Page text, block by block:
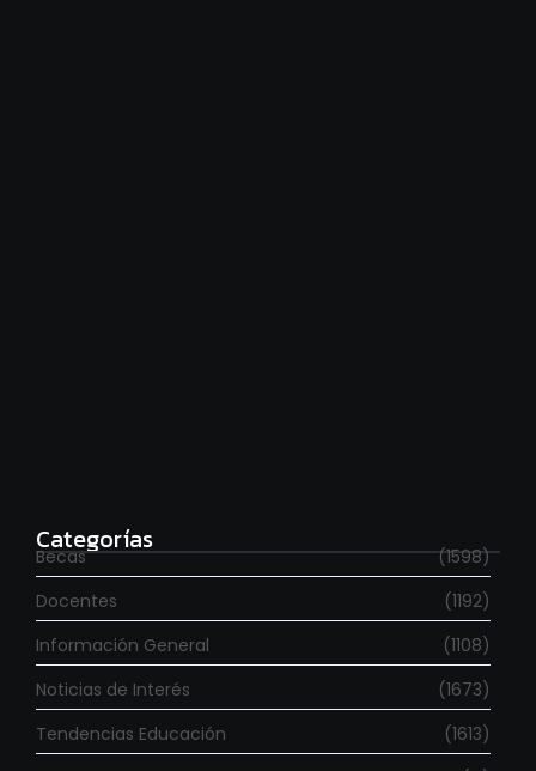
Categorías
Becas
(1598)
Docentes
(1192)
Información General
(1108)
Noticias de Interés
(1673)
Tendencias Educación
(1613)